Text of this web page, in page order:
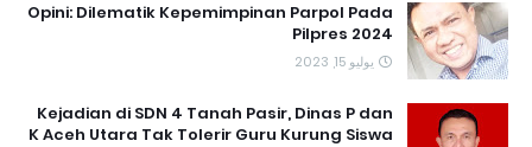
Opini: Dilematik Kepemimpinan Parpol Pada
Pilpres 2024
يوليو 15, 2023
Kejadian di SDN 4 Tanah Pasir, Dinas P dan
K Aceh Utara Tak Tolerir Guru Kurung Siswa